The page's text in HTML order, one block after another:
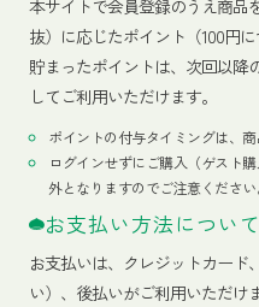
本サイトで会員登録のうえ商品
抜）に応じたポイント（100円
貯まったポイントは、次回以降
してご利用いただけます。
ポイントの付与タイミングは、
ログインせずにご購入（ゲスト
外となりますのでご注意ください
お支払い方法について
お支払いは、クレジットカード
い）、後払いがご利用いただけ